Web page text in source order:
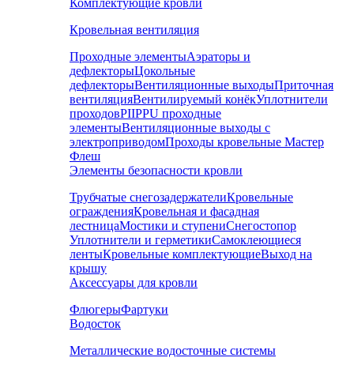
Комплектующие кровли
Кровельная вентиляция
Проходные элементыАэраторы и
дефлекторыЦокольные
дефлекторыВентиляционные выходыПриточная
вентиляцияВентилируемый конёкУплотнители
проходовPIIPPU проходные
элементыВентиляционные выходы с
электроприводомПроходы кровельные Мастер
Флеш
Элементы безопасности кровли
Трубчатые снегозадержателиКровельные
огражденияКровельная и фасадная
лестницаМостики и ступениСнегостопор
Уплотнители и герметикиСамоклеющиеся
лентыКровельные комплектующиеВыход на
крышу
Аксессуары для кровли
ФлюгерыФартуки
Водосток
Металлические водосточные системы